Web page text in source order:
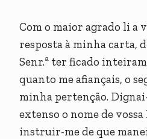
Com o maior agrado li a
resposta à minha carta,
Senr.ª ter ficado
quanto me afiançais, o
minha pertenção.
extenso o nome de
instruir-me de que